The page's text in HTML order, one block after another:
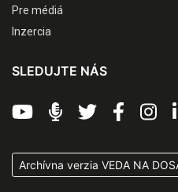
Pre médiá
Inzercia
SLEDUJTE NÁS
Archívna verzia VEDA NA